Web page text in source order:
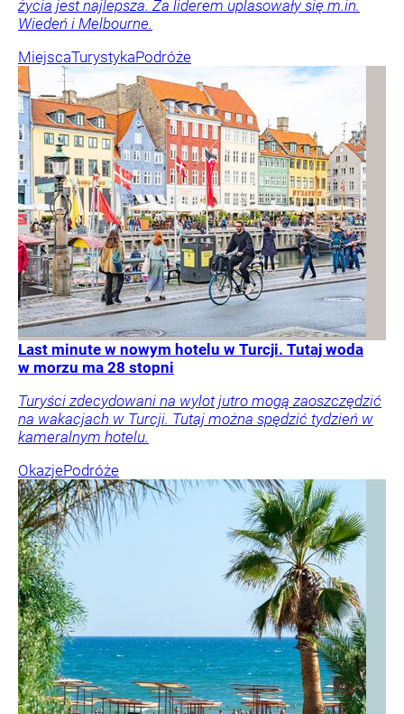
życia jest najlepsza. Za liderem uplasowały się m.in.
Wiedeń i Melbourne.
MiejscaTurystykaPodróże
Last minute w nowym hotelu w Turcji. Tutaj woda
w morzu ma 28 stopni
Turyści zdecydowani na wylot jutro mogą zaoszczędzić
na wakacjach w Turcji. Tutaj można spędzić tydzień w
kameralnym hotelu.
OkazjePodróże